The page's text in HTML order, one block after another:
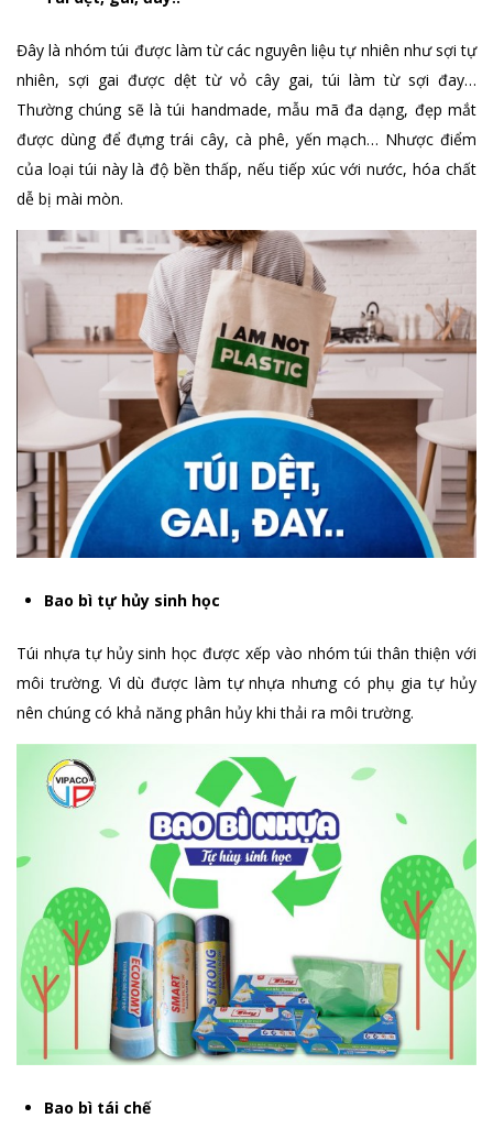
Đây là nhóm túi được làm từ các nguyên liệu tự nhiên như sợi tự
nhiên, sợi gai được dệt từ vỏ cây gai, túi làm từ sợi đay…
Thường chúng sẽ là túi handmade, mẫu mã đa dạng, đẹp mắt
được dùng để đựng trái cây, cà phê, yến mạch… Nhược điểm
của loại túi này là độ bền thấp, nếu tiếp xúc với nước, hóa chất
dễ bị mài mòn.
Bao bì tự hủy sinh học
Túi nhựa tự hủy sinh học được xếp vào nhóm túi thân thiện với
môi trường. Vì dù được làm tự nhựa nhưng có phụ gia tự hủy
nên chúng có khả năng phân hủy khi thải ra môi trường.
Bao bì tái chế